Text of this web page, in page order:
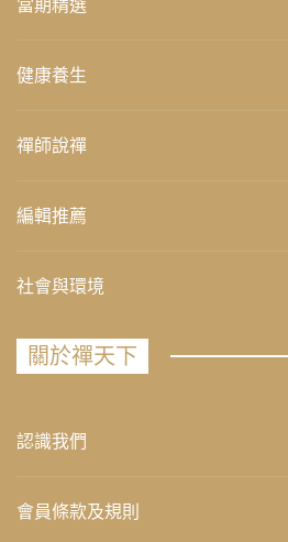
當期精選
健康養生
禪師說禪
編輯推薦
社會與環境
關於禪天下
認識我們
會員條款及規則